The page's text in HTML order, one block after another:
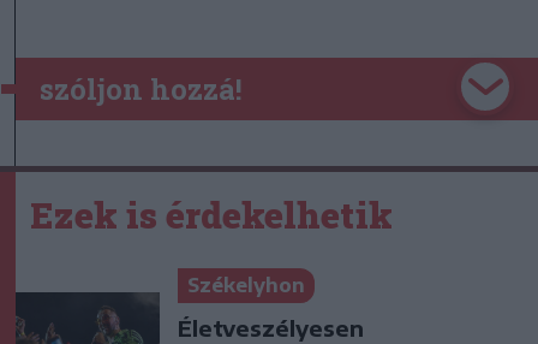
szóljon hozzá!
Ezek is érdekelhetik
Székelyhon
Életveszélyesen